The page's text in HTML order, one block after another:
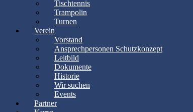
Tischtennis
Trampolin
Turnen
Verein
Vorstand
Ansprechpersonen Schutzkonzept
Leitbild
Dokumente
Historie
Wir suchen
Events
Partner